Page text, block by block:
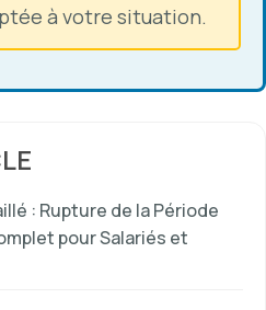
à votre situation.
: Rupture de la Période
pour Salariés et